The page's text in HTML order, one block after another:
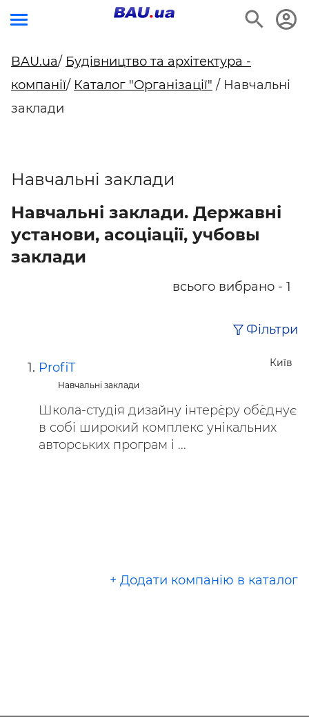
BAU.ua/ Будівництво та архітектура -
компанії/ Каталог "Організації" / Навчальні
заклади
Навчальні заклади
Навчальні заклади. Державні
установи, асоціації, учбовы
заклади
всього вибрано - 1
Фільтри
Київ
ProfiT
Навчальні заклади
Школа-студія дизайну інтер`єру об`єднує
в собі широкий комплекс унікальних
авторських програм і ...
+ Додати компанію в каталог